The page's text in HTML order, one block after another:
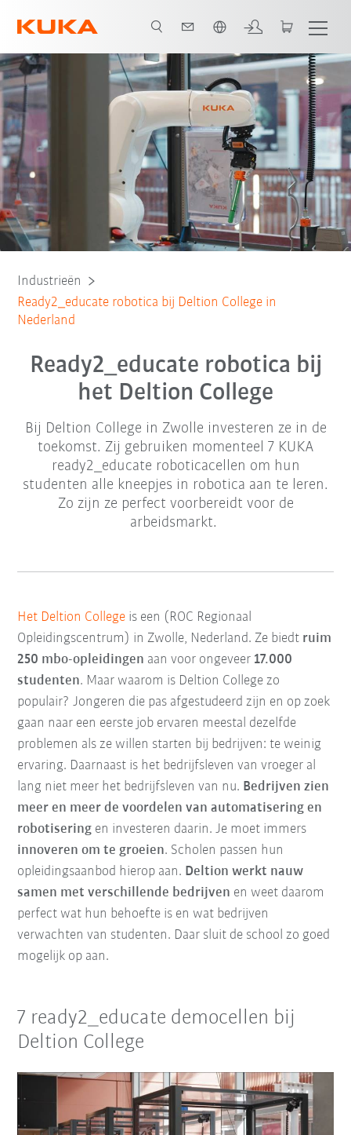
Industrieën
Ready2_educate robotica bij Deltion College in
Nederland
Ready2_educate robotica bij
het Deltion College
Bij Deltion College in Zwolle investeren ze in de
toekomst. Zij gebruiken momenteel 7 KUKA
ready2_educate roboticacellen om hun
studenten alle kneepjes in robotica aan te leren.
Zo zijn ze perfect voorbereidt voor de
arbeidsmarkt.
Het Deltion College is een (ROC Regionaal
Opleidingscentrum) in Zwolle, Nederland. Ze biedt ruim
250 mbo-opleidingen aan voor ongeveer 17.000
studenten. Maar waarom is Deltion College zo
populair? Jongeren die pas afgestudeerd zijn en op zoek
gaan naar een eerste job ervaren meestal dezelfde
problemen als ze willen starten bij bedrijven: te weinig
ervaring. Daarnaast is het bedrijfsleven van vroeger al
lang niet meer het bedrijfsleven van nu. Bedrijven zien
meer en meer de voordelen van automatisering en
robotisering en investeren daarin. Je moet immers
innoveren om te groeien. Scholen passen hun
opleidingsaanbod hierop aan. Deltion werkt nauw
samen met verschillende bedrijven en weet daarom
perfect wat hun behoefte is en wat bedrijven
verwachten van studenten. Daar sluit de school zo goed
mogelijk op aan.
7 ready2_educate democellen bij
Deltion College